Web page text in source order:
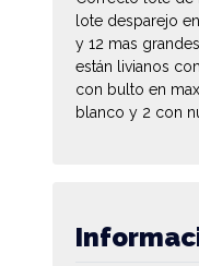
lote desparejo
y 12 mas
están livianos
con bulto en
blanco y 2 con